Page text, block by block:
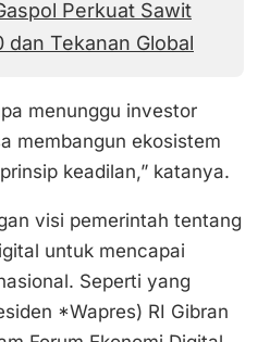
Perkuat Sawit
dan Tekanan Global
menunggu investor
membangun ekosistem
keadilan,” katanya.
visi pemerintah tentang
untuk mencapai
Seperti yang
*Wapres) RI Gibran